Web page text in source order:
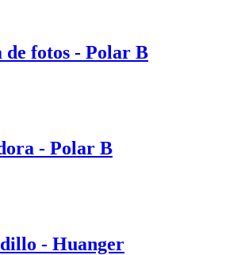
de fotos - Polar B
- Polar B
- Huanger